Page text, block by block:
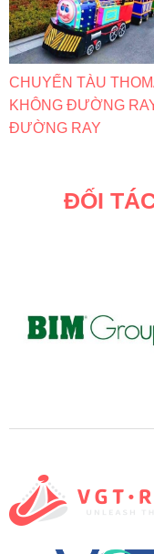
CHUYẾN TÀU
KHÔNG ĐƯỜNG
ĐƯỜNG RAY
ĐỐI